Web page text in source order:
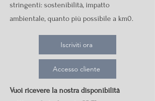
stringenti: sostenibilità, impatto
ambientale, quanto più possibile a km0.
Iscriviti ora
Accesso cliente
Vuoi ricevere la nostra disponibilità